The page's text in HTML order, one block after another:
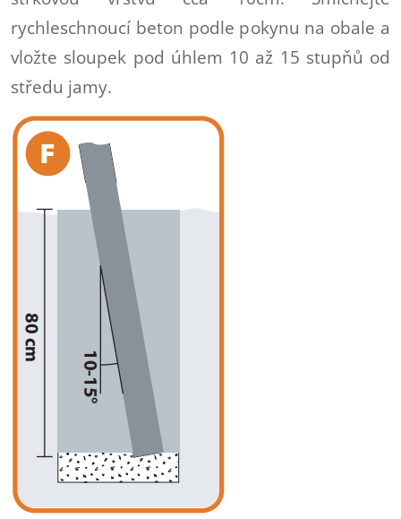
rychleschnoucí beton podle pokynu na obale a
vložte sloupek pod úhlem 10 až 15 stupňů od
středu jamy.